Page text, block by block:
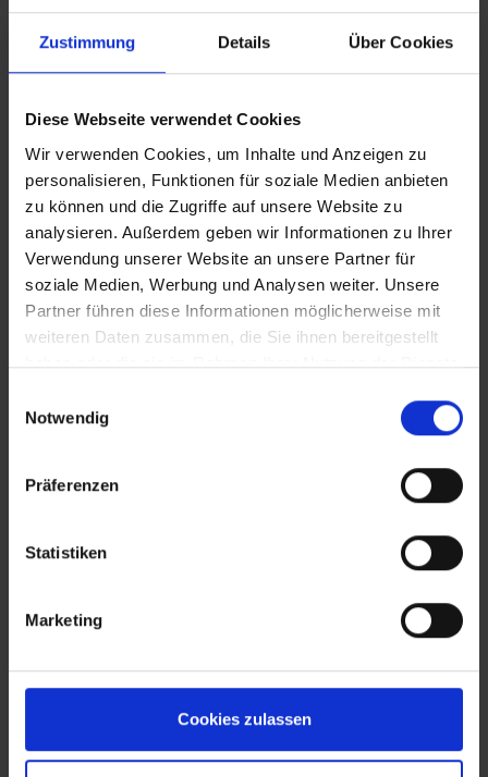
Zustimmung Details Über Cookies
Diese Webseite verwendet Cookies
Wir verwenden Cookies, um Inhalte und Anzeigen zu
personalisieren, Funktionen für soziale Medien anbieten
zu können und die Zugriffe auf unsere Website zu
analysieren. Außerdem geben wir Informationen zu Ihrer
Verwendung unserer Website an unsere Partner für
soziale Medien, Werbung und Analysen weiter. Unsere
Partner führen diese Informationen möglicherweise mit
weiteren Daten zusammen, die Sie ihnen bereitgestellt
haben oder die sie im Rahmen Ihrer Nutzung der Dienste
Notwendig
Präferenzen
Statistiken
Marketing
Cookies zulassen
Eigenschaften
Spind Evolo PLUS, 2 Abteile, Abteilbreite 400
mm, Korpus aus stabiler Stahlkonstruktion mit
hochwertiger Einbrennbeschichtun…Mehr